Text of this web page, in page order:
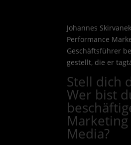
Johannes
Performance
Geschäftsführer
gestellt, die er
Stell dich
Wer bist
Media?